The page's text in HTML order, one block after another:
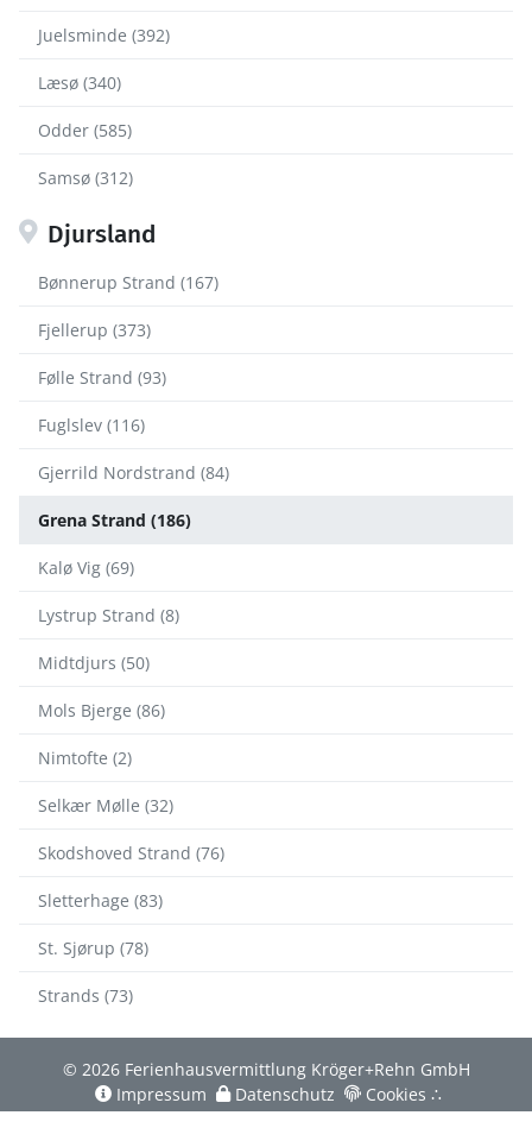
Juelsminde (392)
Læsø (340)
Odder (585)
Samsø (312)
Djursland
Bønnerup Strand (167)
Fjellerup (373)
Følle Strand (93)
Fuglslev (116)
Gjerrild Nordstrand (84)
Grena Strand (186)
Kalø Vig (69)
Lystrup Strand (8)
Midtdjurs (50)
Mols Bjerge (86)
Nimtofte (2)
Selkær Mølle (32)
Skodshoved Strand (76)
Sletterhage (83)
St. Sjørup (78)
Strands (73)
© 2026 Ferienhausvermittlung Kröger+Rehn GmbH
Impressum
Datenschutz Cookies ∴